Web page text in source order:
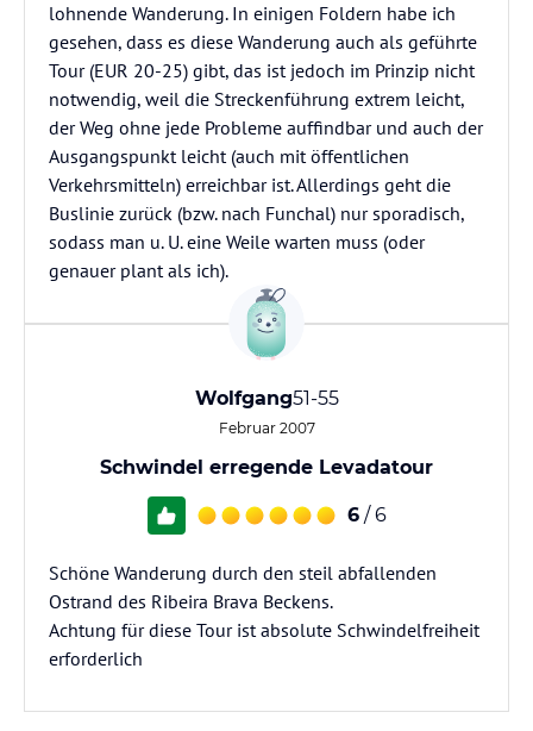
lohnende Wanderung. In einigen Foldern habe ich
gesehen, dass es diese Wanderung auch als geführte
Tour (EUR 20-25) gibt, das ist jedoch im Prinzip nicht
notwendig, weil die Streckenführung extrem leicht,
der Weg ohne jede Probleme auffindbar und auch der
Ausgangspunkt leicht (auch mit öffentlichen
Verkehrsmitteln) erreichbar ist. Allerdings geht die
Buslinie zurück (bzw. nach Funchal) nur sporadisch,
sodass man u. U. eine Weile warten muss (oder
genauer plant als ich).
Wolfgang51-55
Februar 2007
Schwindel erregende Levadatour
6 / 6
Schöne Wanderung durch den steil abfallenden
Ostrand des Ribeira Brava Beckens.
Achtung für diese Tour ist absolute Schwindelfreiheit
erforderlich